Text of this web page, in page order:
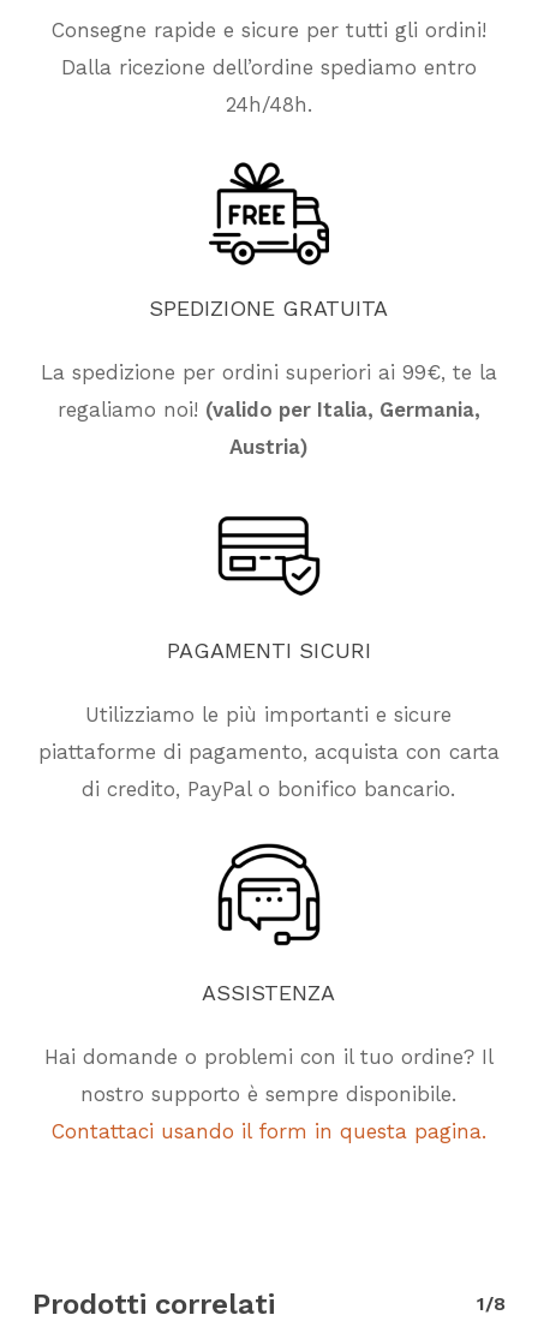
Nessun prodotto nel carrello.
Consegne rapide e sicure per tutti gli ordini!
Dalla ricezione dell’ordine spediamo entro
24h/48h.
SPEDIZIONE GRATUITA
La spedizione per ordini superiori ai 99€, te la
regaliamo noi! (valido per Italia, Germania,
Austria)
PAGAMENTI SICURI
Utilizziamo le più importanti e sicure
piattaforme di pagamento, acquista con carta
di credito, PayPal o bonifico bancario.
ASSISTENZA
Hai domande o problemi con il tuo ordine? Il
nostro supporto è sempre disponibile.
Contattaci usando il form in questa pagina.
Prodotti correlati 1/8